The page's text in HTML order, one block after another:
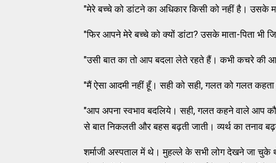
"मेरे बच्चे को डांटने का अधिकार किसी को नहीं है। उसके
"फिर आपने मेरे बच्चे को क्यों डांटा? उसके माता-पिता भी
"उसी बात का तो आप बदला लेते रहते हैं। कभी कचरे की
"मैं ऐसा आदमी नहीं हूँ। सही को सही, गलत को गलत कहता
"आप अपना स्वभाव बदलिये। सही, गलत कहने वाले आप
से बात निकलती और बहस बढ़ती जाती। व्यर्थ का तनाव
शर्माजी अस्पताल में थे। मुहल्ले के सभी लोग देखने जा